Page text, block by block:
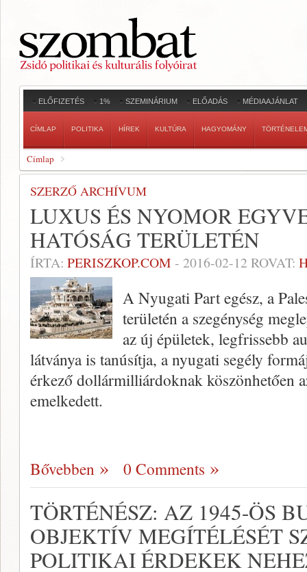
ELŐFIZETÉS 1% SZEMINÁRIUM ELŐADÁS MÉDIAAJÁNLAT
CÍMLAP POLITIKA HÍREK KULTÚRA HAGYOMÁNY
Címlap
SZERZŐ ARCHÍVUM
LUXUS ÉS NYOMOR
HATÓSÁG TERÜLETÉN
ÍRTA: PERISZKOP.COM - 2016-02-12 ROVAT:
A Nyugati Part egész, a
területén a szegénység
az új épületek, legfrissebb
látványa is tanúsítja, a nyugati segély
érkező dollármilliárdoknak köszönhetően
emelkedett.
Bővebben 0 Comments
TÖRTÉNÉSZ: AZ 1945-ÖS
OBJEKTÍV MEGÍTÉLÉSÉT
POLITIKAI ÉRDEKEK